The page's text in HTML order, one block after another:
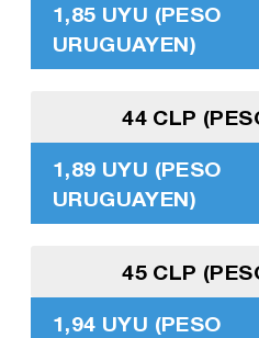
1,85 UYU (PESO
URUGUAYEN)
44 CLP
1,89 UYU (PESO
URUGUAYEN)
45 CLP
1,94 UYU (PESO